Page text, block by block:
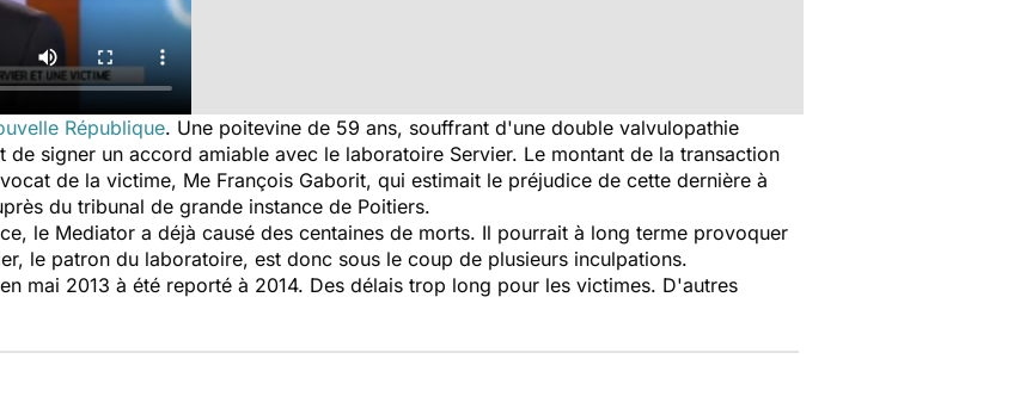
République. Une poitevine de 59 ans, souffrant d'une double valvulopathie
signer un accord amiable avec le laboratoire Servier. Le montant de la transaction
de la victime, Me François Gaborit, qui estimait le préjudice de cette dernière à
du tribunal de grande instance de Poitiers.
le Mediator a déjà causé des centaines de morts. Il pourrait à long terme provoquer
le patron du laboratoire, est donc sous le coup de plusieurs inculpations.
mai 2013 à été reporté à 2014. Des délais trop long pour les victimes. D'autres